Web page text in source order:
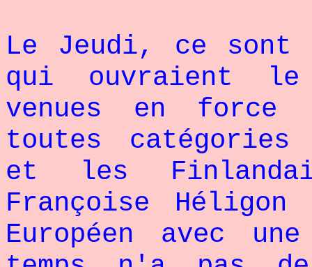
Le Jeudi, ce sont
qui ouvraient le
venues en
toutes
et les
Françoise
Européen avec